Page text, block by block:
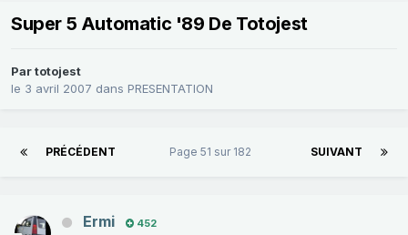
Super 5 Automatic '89 De Totojest
Partotojest
le 3 avril 2007 dans PRESENTATION
PRÉCÉDENT SUIVANT
Page 51 sur 182
Ermi 452